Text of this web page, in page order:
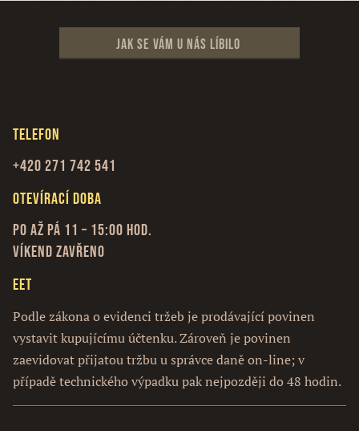
Jak se vám u nás líbilo
Telefon
+420 271 742 541
Otevírací doba
Po až Pá 11 – 15:00 hod.
Víkend zavřeno
EET
Podle zákona o evidenci tržeb je prodávající povinen
vystavit kupujícímu účtenku. Zároveň je povinen
zaevidovat přijatou tržbu u správce daně on-line; v
případě technického výpadku pak nejpozději do 48 hodin.